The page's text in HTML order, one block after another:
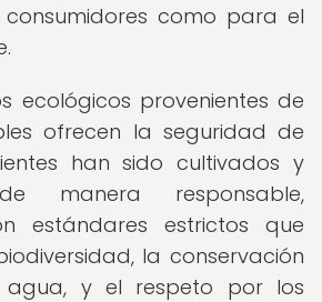
como para el
ecológicos provenientes de
ofrecen la seguridad de
han sido cultivados y
manera responsable,
estándares estrictos que
la conservación
y el respeto por los